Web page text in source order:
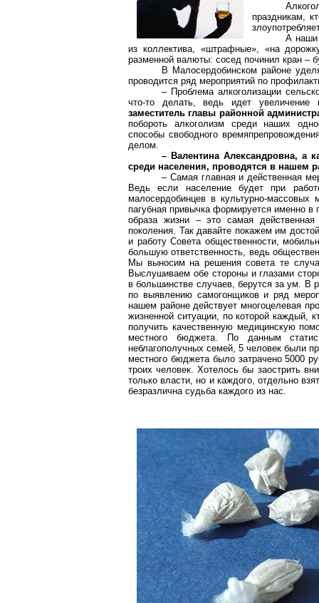
праздникам,
А наши
из коллектива, «штрафные», «на
разменной валюты: сосед починил кран –
В Малосердобинском районе
проводится ряд мероприятий по
– Проблема алкоголизации
что-то делать, ведь идет увеличение
заместитель главы районной
побороть алкоголизм среди наших
способы свободного
делом.
– Валентина Александровна, а
среди населения, проводятся в нашем
– Самая главная и действенная
Ведь если население будет при
малосердобинцев в культурно-
пагубная привычка формируется именно в
образа жизни – это самая
поколения. Так давайте покажем им
и работу Совета общественности,
большую ответственность, ведь
Мы выносим на решения совета те
Выслушиваем обе стороны и глазами
в большинстве случаев, берутся за ум. В
по выявлению самогонщиков и ряд
нашем районе действует многоцелевая
жизненной ситуации, по которой каждый,
получить качественную медицинскую
местного бюджета. По данным
неблагополучных семей, 5 человек были
местного бюджета было затрачено 5000
троих человек. Хотелось бы заострить
только власти, но и каждого, отдельно
безразлична судьба каждого из нас.